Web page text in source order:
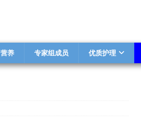
营养 专家组成员 优质护理